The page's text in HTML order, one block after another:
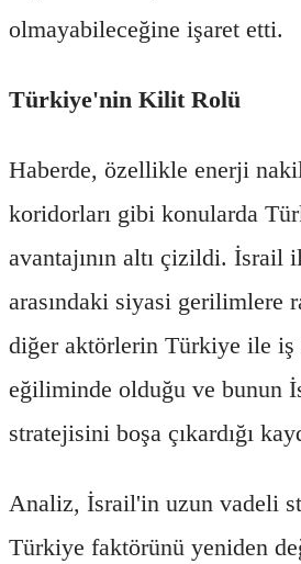
olmayabileceğine işaret etti.
Türkiye'nin Kilit Rolü
Haberde, özellikle enerji
koridorları gibi konularda
avantajının altı çizildi. İsrail
arasındaki siyasi gerilimlere
diğer aktörlerin Türkiye ile
eğiliminde olduğu ve bunun
stratejisini boşa çıkardığı
Analiz, İsrail'in uzun vadeli
Türkiye faktörünü yeniden